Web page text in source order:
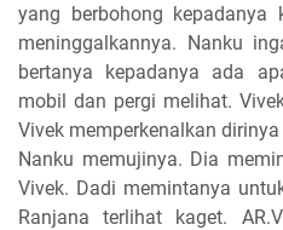
yang berbohong
meninggalkannya. Nanku
bertanya kepadanya ada
mobil dan pergi melihat.
Vivek memperkenalkan
Nanku memujinya. Dia
Vivek. Dadi memintanya
Ranjana terlihat kaget.